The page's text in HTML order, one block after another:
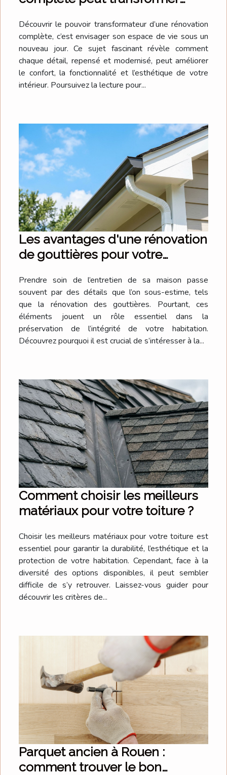
Découvrir le pouvoir transformateur d’une rénovation
complète, c’est envisager son espace de vie sous un
nouveau jour. Ce sujet fascinant révèle comment
chaque détail, repensé et modernisé, peut améliorer
le confort, la fonctionnalité et l’esthétique de votre
intérieur. Poursuivez la lecture pour...
Les avantages d'une rénovation
de gouttières pour votre
Prendre soin de l’entretien de sa maison passe
souvent par des détails que l’on sous-estime, tels
que la rénovation des gouttières. Pourtant, ces
éléments jouent un rôle essentiel dans la
préservation de l’intégrité de votre habitation.
Découvrez pourquoi il est crucial de s’intéresser à la...
Comment choisir les meilleurs
matériaux pour votre toiture ?
Choisir les meilleurs matériaux pour votre toiture est
essentiel pour garantir la durabilité, l’esthétique et la
protection de votre habitation. Cependant, face à la
diversité des options disponibles, il peut sembler
difficile de s’y retrouver. Laissez-vous guider pour
découvrir les critères de...
Parquet ancien à Rouen :
comment trouver le bon